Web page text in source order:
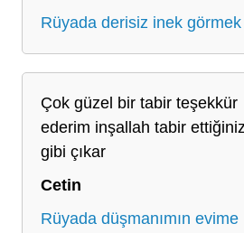
Rüyada derisiz inek görmek
Çok güzel bir tabir teşekkür
ederim inşallah tabir
gibi çıkar
Cetin
Rüyada düşmanımın evime